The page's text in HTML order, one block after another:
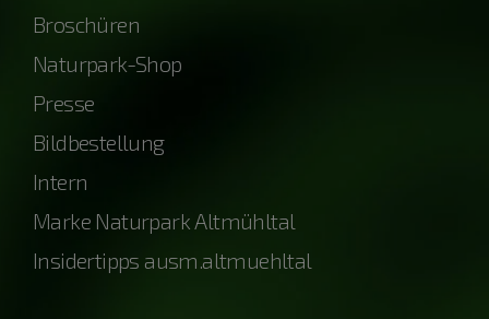
Broschüren
Naturpark-Shop
Presse
Bildbestellung
Intern
Marke Naturpark Altmühltal
Insidertipps ausm.altmuehltal